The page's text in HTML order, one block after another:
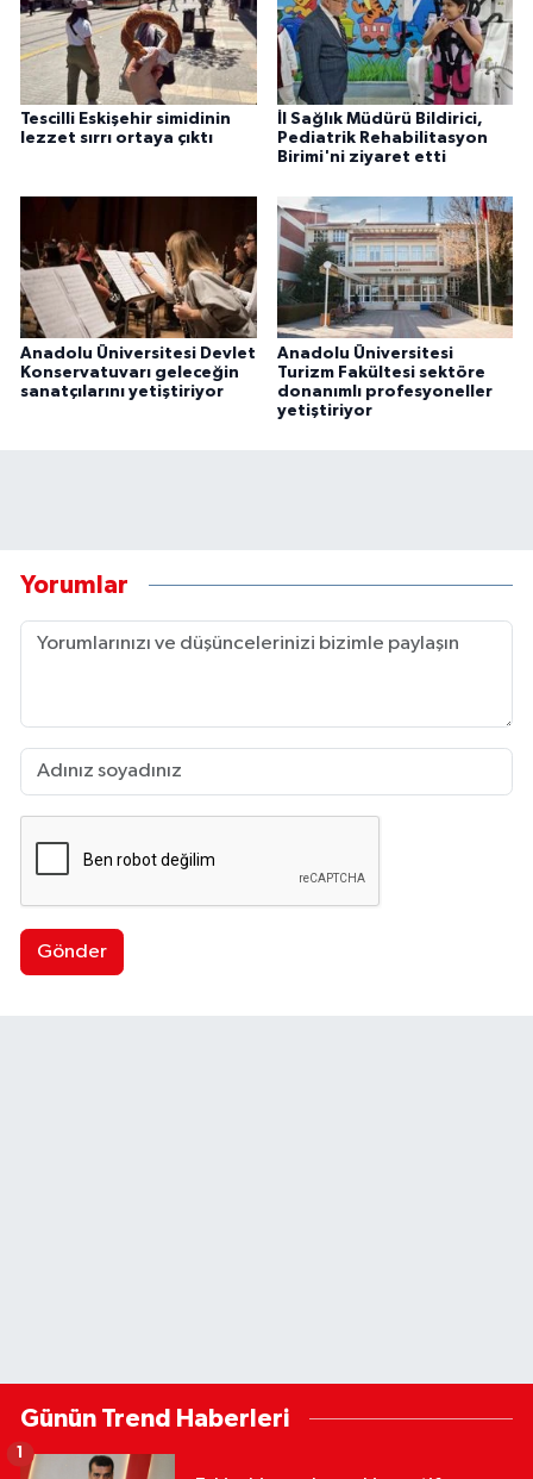
Tescilli Eskişehir simidinin
lezzet sırrı ortaya çıktı
İl Sağlık Müdürü Bildirici,
Pediatrik Rehabilitasyon
Birimi'ni ziyaret etti
Anadolu Üniversitesi Devlet
Konservatuvarı geleceğin
sanatçılarını yetiştiriyor
Anadolu Üniversitesi
Turizm Fakültesi sektöre
donanımlı profesyoneller
yetiştiriyor
Yorumlar
Gönder
Günün Trend Haberleri